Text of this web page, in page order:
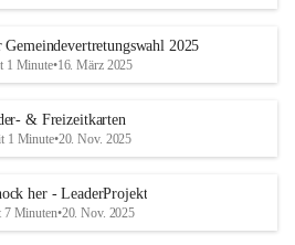
Gemeindevertretungswahl 2025
1 Minute•16. März 2025
& Freizeitkarten
1 Minute•20. Nov. 2025
her - LeaderProjekt
7 Minuten•20. Nov. 2025